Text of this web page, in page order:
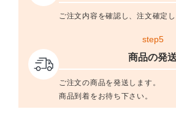
ご注文内容を確認し、注文確定し
step5
商品の発送
ご注文の商品を発送します。
商品到着をお待ち下さい。